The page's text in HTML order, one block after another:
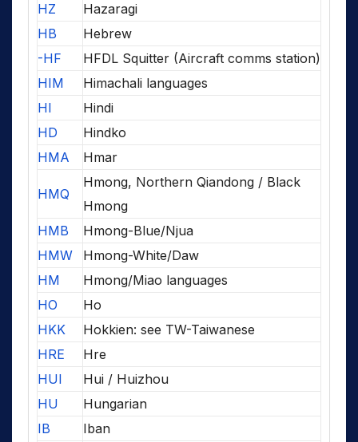
HZ
Hazaragi
HB
Hebrew
-HF
HFDL Squitter (Aircraft comms station)
HIM
Himachali languages
HI
Hindi
HD
Hindko
HMA
Hmar
HMQ
Hmong, Northern Qiandong / Black
Hmong
HMB
Hmong-Blue/Njua
HMW
Hmong-White/Daw
HM
Hmong/Miao languages
HO
Ho
HKK
Hokkien: see TW-Taiwanese
HRE
Hre
HUI
Hui / Huizhou
HU
Hungarian
IB
Iban